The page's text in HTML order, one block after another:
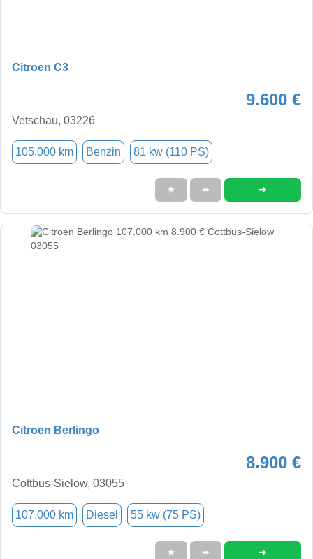
Citroen C3
9.600 €
Vetschau, 03226
105.000 km Benzin 81 kw (110 PS)
★ ➦ ➜
Citroen Berlingo
8.900 €
Cottbus-Sielow, 03055
107.000 km Diesel 55 kw (75 PS)
★ ➦ ➜